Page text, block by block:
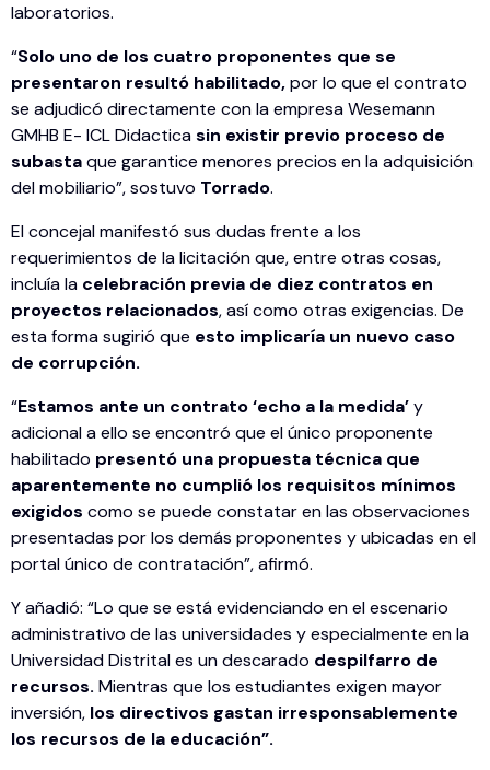
laboratorios.
“Solo uno de los cuatro proponentes que se
presentaron resultó habilitado,por lo que el contrato
se adjudicó directamente con la empresa Wesemann
GMHB E- ICL Didacticasin existir previo proceso de
subastaque garantice menores precios en la adquisición
del mobiliario”, sostuvo Torrado.
El concejal manifestó sus dudas frente a los
requerimientos de la licitación que, entre otras cosas,
incluía la celebración previa de diez contratos en
proyectos relacionados, así como otras exigencias. De
esta forma sugirió que esto implicaría un nuevo caso
de corrupción.
“Estamos ante un contrato ‘echo a la medida’y
adicional a ello se encontró que el único proponente
habilitado presentó una propuesta técnica que
aparentemente no cumplió los requisitos mínimos
exigidos como se puede constatar en las observaciones
presentadas por los demás proponentes y ubicadas en el
portal único de contratación”, afirmó.
Y añadió: “Lo que se está evidenciando en el escenario
administrativo de las universidades y especialmente en la
Universidad Distrital es un descarado despilfarro de
recursos. Mientras que los estudiantes exigen mayor
inversión, los directivos gastan irresponsablemente
los recursos de la educación”.